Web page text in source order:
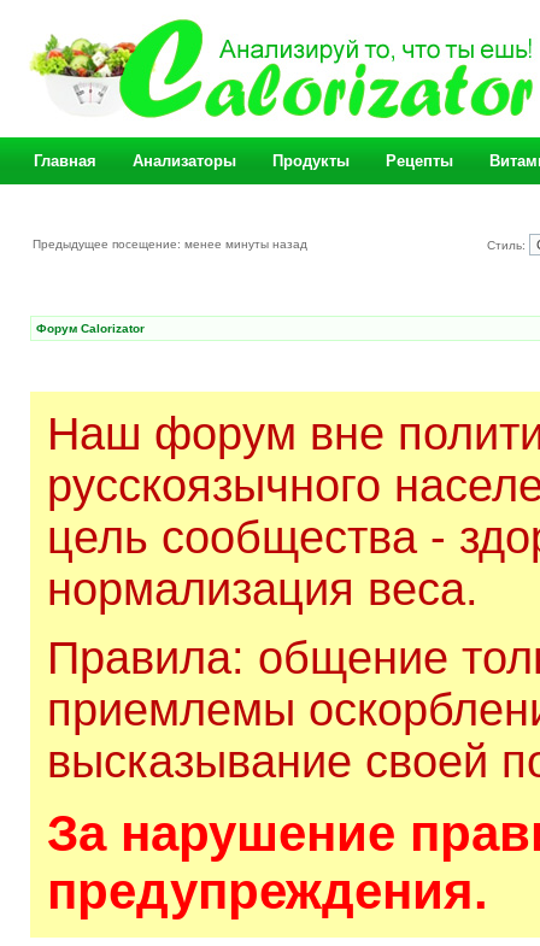
Главная Анализаторы Продукты Рецепты
Предыдущее посещение: менее минуты назад Стиль:
Форум Calorizator
Наш форум вне
русскоязычного
цель сообщества -
нормализация веса.
Правила: общение
приемлемы
высказывание своей
За нарушение
предупреждения.